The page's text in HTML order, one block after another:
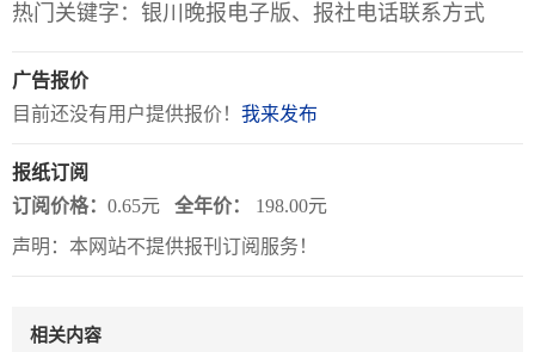
术
闻
关
我
们
热门关键字：银川晚报电子版、报社电话联系方式
广告报价
目前还没有用户提供报价！ 我来发布
报纸订阅
订阅价格： 0.65元 全年价：
198.00元
声明：本网站不提供报刊订阅服务！
相关内容